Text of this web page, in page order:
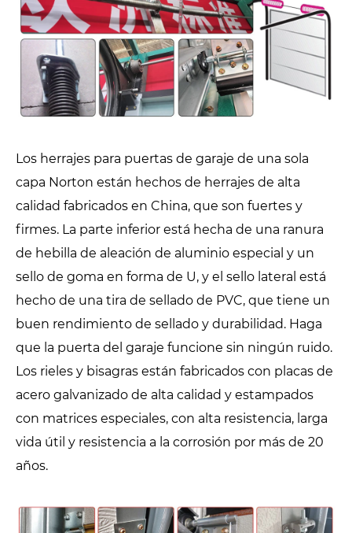
Los herrajes para puertas de garaje de una sola
capa Norton están hechos de herrajes de alta
calidad fabricados en China, que son fuertes y
firmes. La parte inferior está hecha de una ranura
de hebilla de aleación de aluminio especial y un
sello de goma en forma de U, y el sello lateral está
hecho de una tira de sellado de PVC, que tiene un
buen rendimiento de sellado y durabilidad. Haga
que la puerta del garaje funcione sin ningún ruido.
Los rieles y bisagras están fabricados con placas de
acero galvanizado de alta calidad y estampados
con matrices especiales, con alta resistencia, larga
vida útil y resistencia a la corrosión por más de 20
años.